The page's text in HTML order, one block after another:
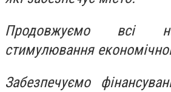
Продовжуємо всі
стимулювання
Забезпечуємо